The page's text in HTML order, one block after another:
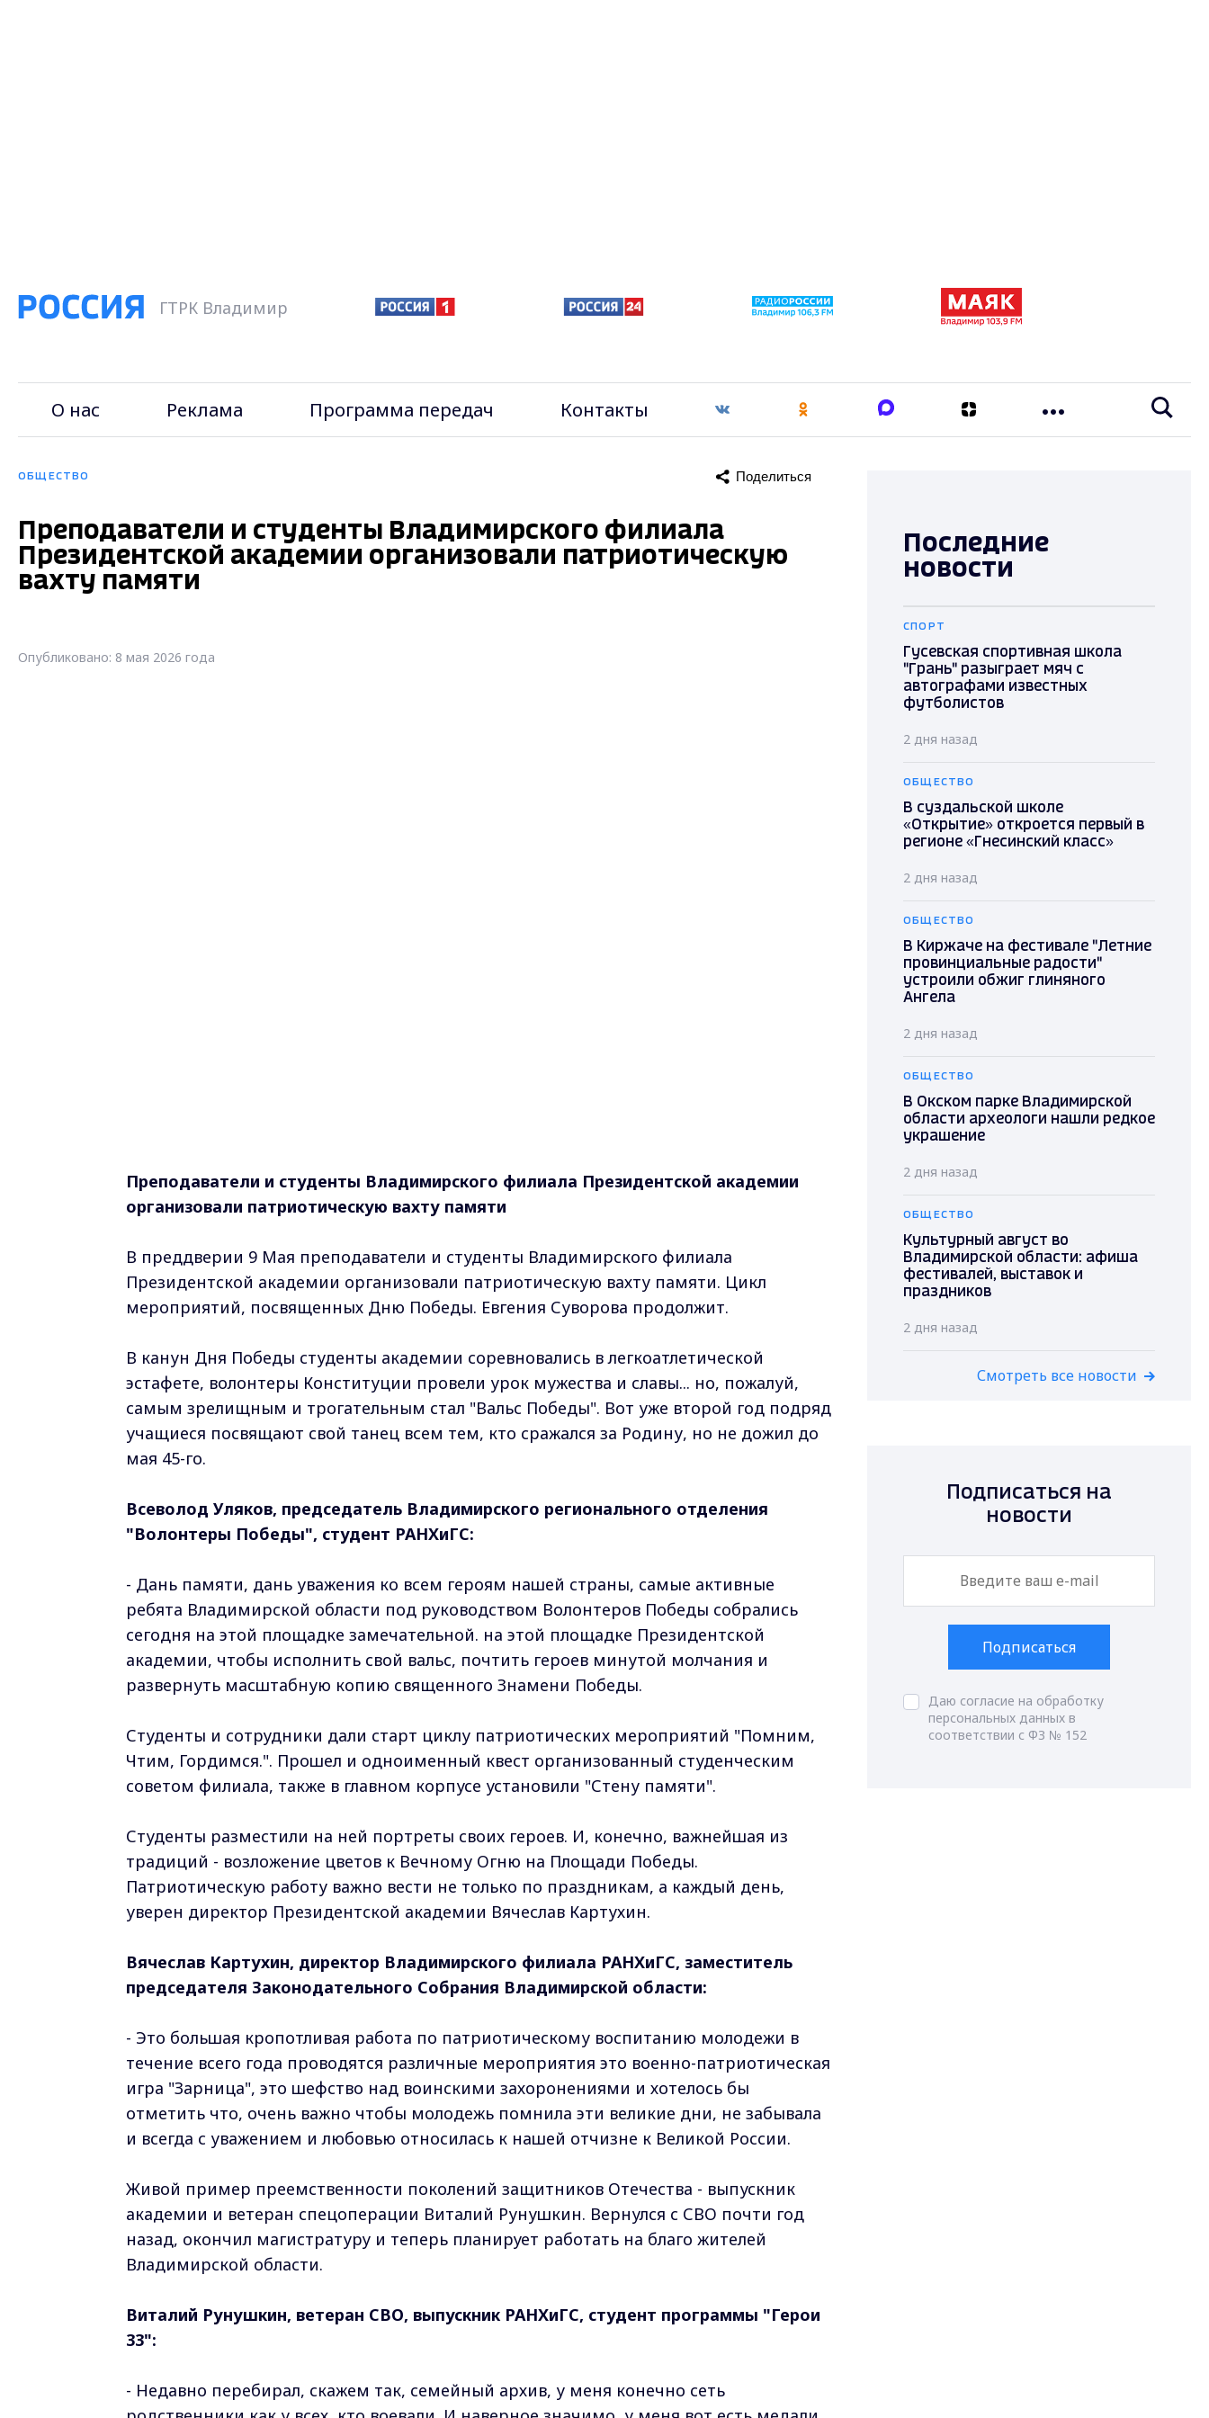
ГТРК Владимир
О нас Реклама Программа передач Контакты
ОБЩЕСТВО Поделиться
Преподаватели и студенты Владимирского филиала
Президентской академии организовали патриотическую
вахту памяти
Опубликовано: 8 мая 2026 года
Преподаватели и студенты Владимирского филиала Президентской академии
организовали патриотическую вахту памяти
В преддверии 9 Мая преподаватели и студенты Владимирского филиала
Президентской академии организовали патриотическую вахту памяти. Цикл
мероприятий, посвященных Дню Победы. Евгения Суворова продолжит.
В канун Дня Победы студенты академии соревновались в легкоатлетической
эстафете, волонтеры Конституции провели урок мужества и славы... но, пожалуй,
самым зрелищным и трогательным стал "Вальс Победы". Вот уже второй год подряд
учащиеся посвящают свой танец всем тем, кто сражался за Родину, но не дожил до
мая 45-го.
Всеволод Уляков, председатель Владимирского регионального отделения
"Волонтеры Победы", студент РАНХиГС:
- Дань памяти, дань уважения ко всем героям нашей страны, самые активные
ребята Владимирской области под руководством Волонтеров Победы собрались
сегодня на этой площадке замечательной. на этой площадке Президентской
академии, чтобы исполнить свой вальс, почтить героев минутой молчания и
развернуть масштабную копию священного Знамени Победы.
Студенты и сотрудники дали старт циклу патриотических мероприятий "Помним,
Чтим, Гордимся.". Прошел и одноименный квест организованный студенческим
советом филиала, также в главном корпусе установили "Стену памяти".
Студенты разместили на ней портреты своих героев. И, конечно, важнейшая из
традиций - возложение цветов к Вечному Огню на Площади Победы.
Патриотическую работу важно вести не только по праздникам, а каждый день,
уверен директор Президентской академии Вячеслав Картухин.
Вячеслав Картухин, директор Владимирского филиала РАНХиГС, заместитель
председателя Законодательного Собрания Владимирской области:
- Это большая кропотливая работа по патриотическому воспитанию молодежи в
течение всего года проводятся различные мероприятия это военно-патриотическая
игра "Зарница", это шефство над воинскими захоронениями и хотелось бы
отметить что, очень важно чтобы молодежь помнила эти великие дни, не забывала
и всегда с уважением и любовью относилась к нашей отчизне к Великой России.
Живой пример преемственности поколений защитников Отечества - выпускник
академии и ветеран спецоперации Виталий Рунушкин. Вернулся с СВО почти год
назад, окончил магистратуру и теперь планирует работать на благо жителей
Владимирской области.
Виталий Рунушкин, ветеран СВО, выпускник РАНХиГС, студент программы "Герои
33":
- Недавно перебирал, скажем так, семейный архив, у меня конечно сеть
Последние
новости
СПОРТ
Гусевская спортивная школа
"Грань" разыграет мяч с
автографами известных
футболистов
2 дня назад
ОБЩЕСТВО
В суздальской школе
«Открытие» откроется первый в
регионе «Гнесинский класс»
2 дня назад
ОБЩЕСТВО
В Киржаче на фестивале "Летние
провинциальные радости"
устроили обжиг глиняного
Ангела
2 дня назад
ОБЩЕСТВО
В Окском парке Владимирской
области археологи нашли редкое
украшение
2 дня назад
ОБЩЕСТВО
Культурный август во
Владимирской области: афиша
фестивалей, выставок и
праздников
2 дня назад
Смотреть все новости
Подписаться на
новости
Подписаться
Даю согласие на обработку
персональных данных в
соответствии с ФЗ № 152